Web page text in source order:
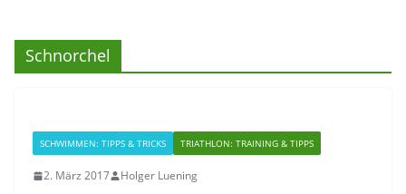
Schnorchel
SCHWIMMEN: TIPPS & TRICKS TRIATHLON: TRAINING & TIPPS
2. März 2017 Holger Luening